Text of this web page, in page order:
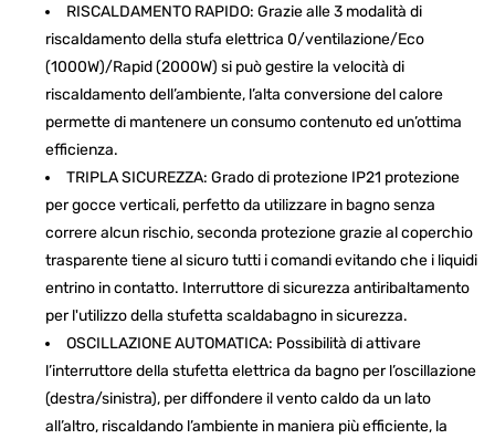
RISCALDAMENTO RAPIDO: Grazie alle 3 modalità di
riscaldamento della stufa elettrica 0/ventilazione/Eco
(1000W)/Rapid (2000W) si può gestire la velocità di
riscaldamento dell’ambiente, l’alta conversione del calore
permette di mantenere un consumo contenuto ed un’ottima
efficienza.
TRIPLA SICUREZZA: Grado di protezione IP21 protezione
per gocce verticali, perfetto da utilizzare in bagno senza
correre alcun rischio, seconda protezione grazie al coperchio
trasparente tiene al sicuro tutti i comandi evitando che i liquidi
entrino in contatto. Interruttore di sicurezza antiribaltamento
per l'utilizzo della stufetta scaldabagno in sicurezza.
OSCILLAZIONE AUTOMATICA: Possibilità di attivare
l’interruttore della stufetta elettrica da bagno per l’oscillazione
(destra/sinistra), per diffondere il vento caldo da un lato
all’altro, riscaldando l’ambiente in maniera più efficiente, la